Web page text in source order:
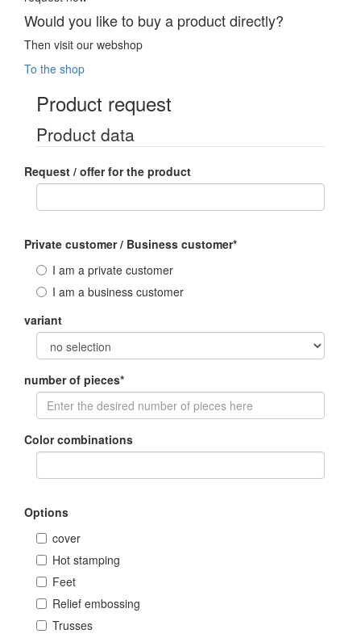
Would you like to buy a product directly?
Then visit our webshop
To the shop
Product request
Product data
Request / offer for the product
Private customer / Business customer*
I am a private customer
I am a business customer
variant
number of pieces*
Color combinations
Options
cover
Hot stamping
Feet
Relief embossing
Trusses